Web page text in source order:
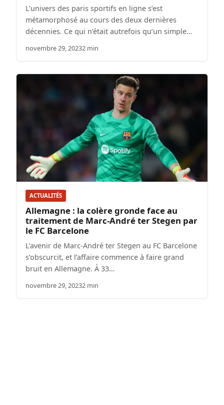
L’univers des paris sportifs en ligne s’est
métamorphosé au cours des deux dernières
décennies. Ce qui n’était autrefois qu’un simple…
novembre 29, 20232 min
ACTUALITÉS
Allemagne : la colère gronde face au
traitement de Marc-André ter Stegen par
le FC Barcelone
L’avenir de Marc-André ter Stegen au FC Barcelone
s’obscurcit, et l’affaire commence à faire grand
bruit en Allemagne. À 33…
novembre 29, 20232 min